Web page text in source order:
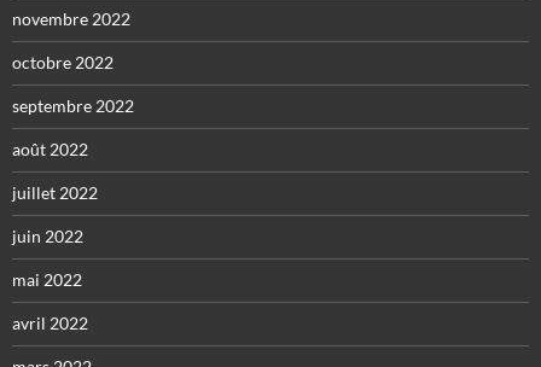
novembre 2022
octobre 2022
septembre 2022
août 2022
juillet 2022
juin 2022
mai 2022
avril 2022